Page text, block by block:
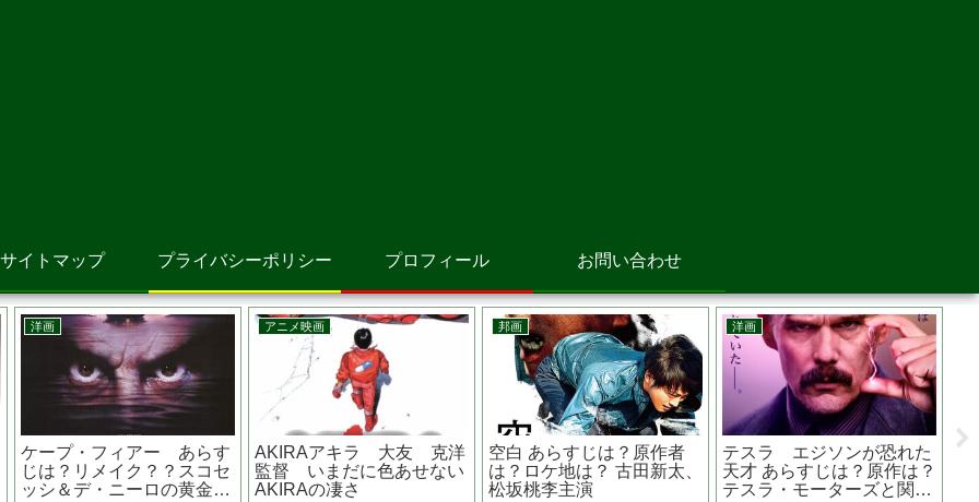
サイトマップ プライバシーポリシー プロフィール お問い合わせ
れた
は？
関係
洋画
宇宙戦争 あらすじは？原
作は？？トライポッドって
地球に来た宇宙人の名前？
アニメ映画
星を追う子ども 新海 誠
監督 ジブリのような美し
い映像と死生観に触れた作
邦画 邦画
日本独立 あらすじは？キ
ストは？？浅野忠信さん
白洲次郎を演じる？